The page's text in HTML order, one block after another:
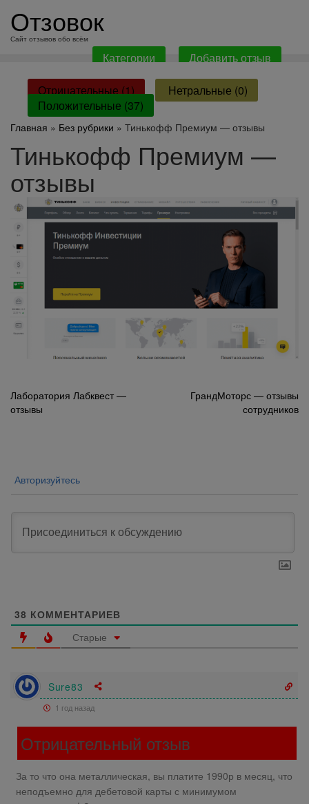
содержанию
Отзовок
Сайт отзывов обо всём
Категории Добавить отзыв
Отрицательные (1)
Нетральные (0)
Положительные (37)
Главная » Без рубрики » Тинькофф Премиум — отзывы
Тинькофф Премиум —
отзывы
Навигация
по
Лаборатория Лабквест —
отзывы
ГрандМоторс — отзывы
сотрудников
Авторизуйтесь
38 КОММЕНТАРИЕВ
Старые
Sure83
1 год назад
Отрицательный отзыв
За то что она металлическая, вы платите 1990р в месяц, что
неподъемно для дебетовой карты с минимумом